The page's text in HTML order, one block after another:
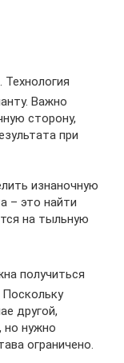
Важно
сторону,
при
изнаночную
– это найти
на тыльную
получиться
Поскольку
другой,
но нужно
ограничено.